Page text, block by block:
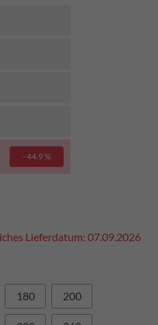
Lieferdatum: 07.09.2026
180 200
- 44.9 %